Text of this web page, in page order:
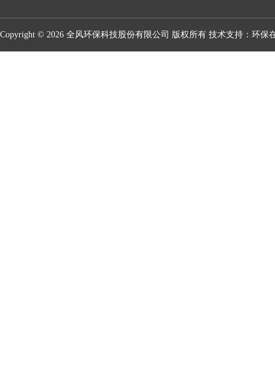
Copyright © 2026 全风环保科技股份有限公司 版权所有 技术支持： 环保